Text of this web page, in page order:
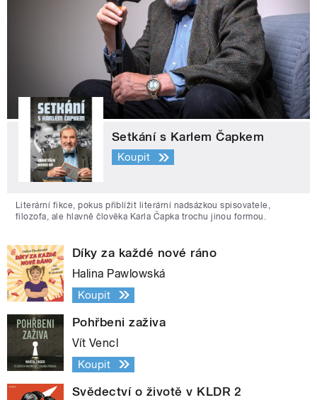
Setkání s Karlem Čapkem
Koupit
Literární fikce, pokus přiblížit literární nadsázkou spisovatele,
filozofa, ale hlavně člověka Karla Čapka trochu jinou formou.
Díky za každé nové ráno
Halina Pawlowská
Koupit
Pohřbeni zaživa
Vít Vencl
Koupit
Svědectví o životě v KLDR 2